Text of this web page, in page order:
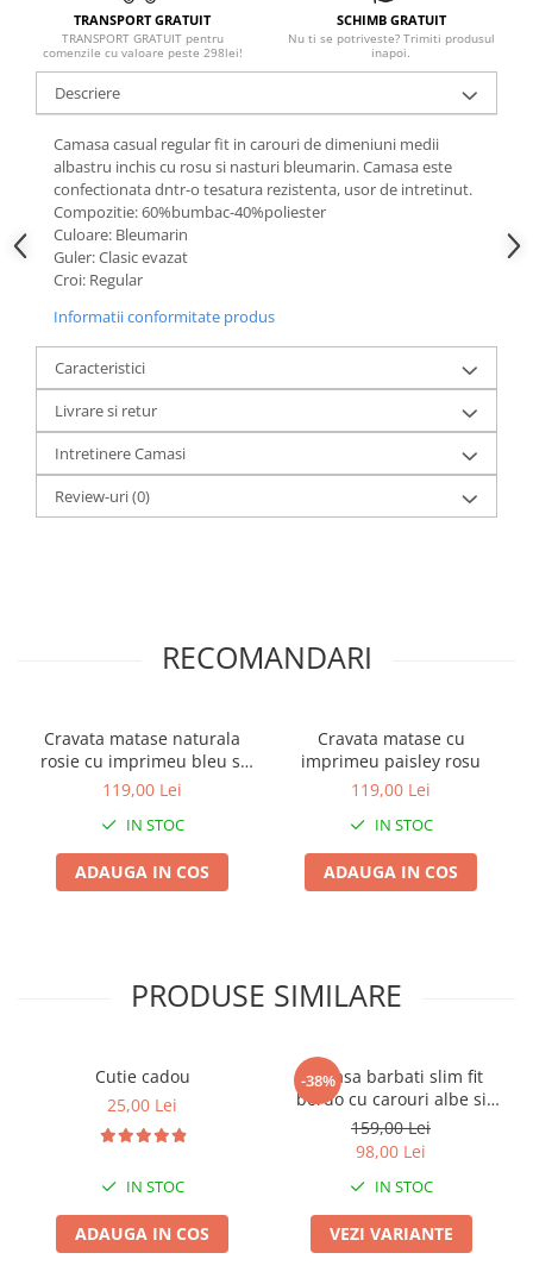
TRANSPORT GRATUIT
TRANSPORT GRATUIT pentru
comenzile cu valoare peste 298lei!
SCHIMB GRATUIT
Nu ti se potriveste? Trimiti produsul
inapoi.
Descriere
Camasa casual regular fit in carouri de dimeniuni medii
albastru inchis cu rosu si nasturi bleumarin. Camasa este
confectionata dntr-o tesatura rezistenta, usor de intretinut.
Compozitie: 60%bumbac-40%poliester
Culoare: Bleumarin
Guler: Clasic evazat
Croi: Regular
Informatii conformitate produs
Caracteristici
Livrare si retur
Intretinere Camasi
Review-uri(0)
RECOMANDARI
Cravata matase naturala
rosie cu imprimeu bleu si
bej
119,00 Lei
IN STOC
ADAUGA IN COS
Cravata matase cu
imprimeu paisley rosu
119,00 Lei
IN STOC
ADAUGA IN COS
PRODUSE SIMILARE
Cutie cadou
25,00 Lei
IN STOC
ADAUGA IN COS
-38%
Camasa barbati slim fit
bordo cu carouri albe si
bleumarin
159,00 Lei
98,00 Lei
IN STOC
VEZI VARIANTE